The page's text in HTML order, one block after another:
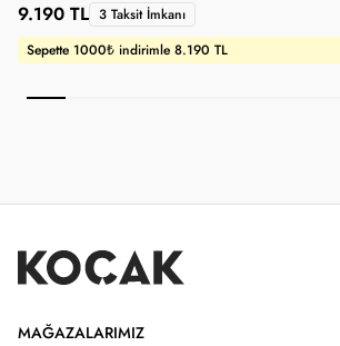
Sepette 1000₺ indirimle 8.190 TL
9.190 TL 3 Taksit İmkanı
MAĞAZALARIMIZ